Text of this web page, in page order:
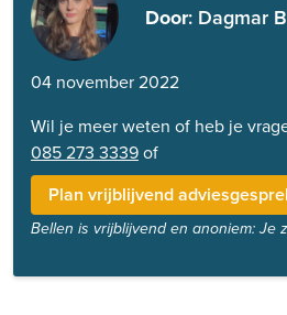
Door: Dagmar
04 november 2022
Wil je meer weten of heb je
085 273 3339of
Plan vrijblijvend
Bellen is vrijblijvend en anoniem: Je